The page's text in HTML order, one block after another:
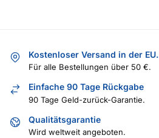
Kostenloser Versand in der EU.
Für alle Bestellungen über 50 €.
Einfache 90 Tage Rückgabe
90 Tage Geld-zurück-Garantie.
Qualitätsgarantie
Wird weltweit angeboten.